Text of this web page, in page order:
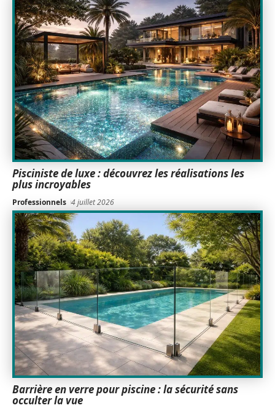
Pisciniste de luxe : découvrez les réalisations les
plus incroyables
Professionnels 4 juillet 2026
Barrière en verre pour piscine : la sécurité sans
occulter la vue